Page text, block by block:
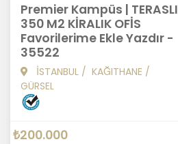
Premier Kampüs | TERASLI
350 M2 KİRALIK OFİS
Favorilerime Ekle Yazdır -
35522
İSTANBUL / KAĞITHANE /
GÜRSEL
₺200.000